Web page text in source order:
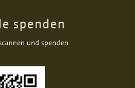
spenden
und spenden